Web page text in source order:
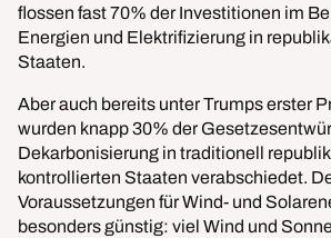
flossen fast 70% der Investitionen im
Energien und Elektrifizierung in
Staaten.
Aber auch bereits unter Trumps erster
wurden knapp 30% der
Dekarbonisierung in traditionell
kontrollierten Staaten verabschiedet.
Voraussetzungen für Wind- und
besonders günstig: viel Wind und